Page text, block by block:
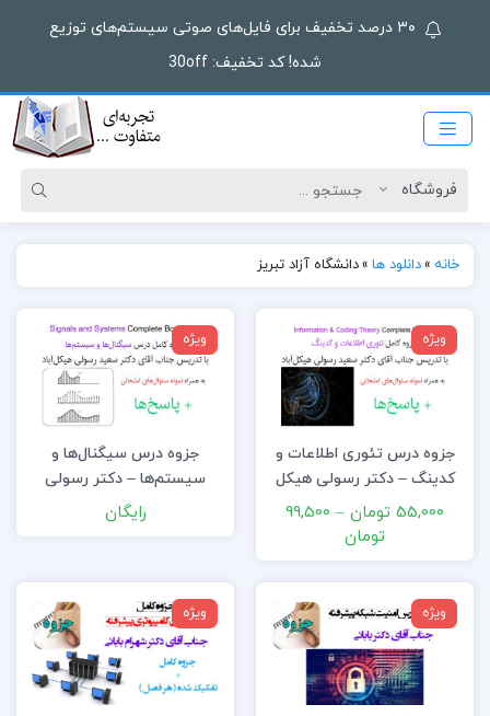
۳۰ درصد تخفیف برای فایل‌های صوتی سیستم‌های توزیع
شده! کد تخفیف: 30off
خانه »دانلود ها »دانشگاه آزاد تبریز
ویژه
جزوه درس تئوری اطلاعات و
کدینگ – دکتر رسولی هیکل
آباد
55,000 تومان –
99,500
تومان
ویژه
جزوه درس سیگنال‌ها و
سیستم‌ها – دکتر رسولی
رایگان
ویژه ویژه